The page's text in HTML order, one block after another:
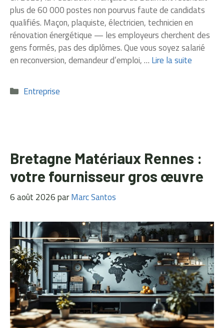
plus de 60 000 postes non pourvus faute de candidats
qualifiés. Maçon, plaquiste, électricien, technicien en
rénovation énergétique — les employeurs cherchent des
gens formés, pas des diplômes. Que vous soyez salarié
en reconversion, demandeur d’emploi, … Lire la suite
Catégories
Entreprise
Bretagne Matériaux Rennes :
votre fournisseur gros œuvre
6 août 2026parMarc Santos